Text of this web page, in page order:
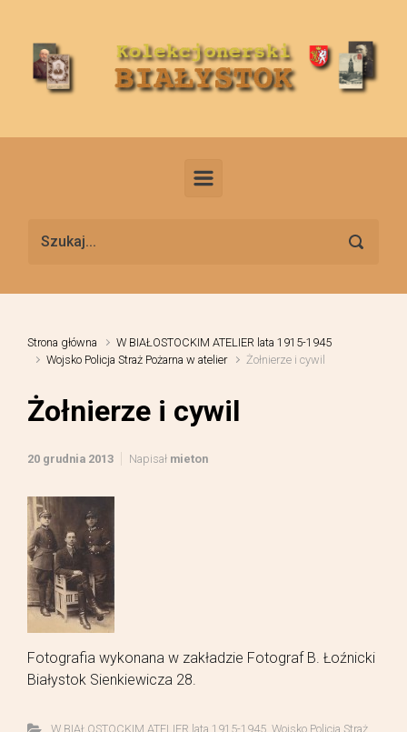
Strona główna
W BIAŁOSTOCKIM ATELIER lata 1915-1945
Wojsko Policja Straż Pożarna w atelier
Żołnierze i cywil
Żołnierze i cywil
20 grudnia 2013 Napisał mieton
Fotografia wykonana w zakładzie Fotograf B. Łoźnicki
Białystok Sienkiewicza 28.
W BIAŁOSTOCKIM ATELIER lata 1915-1945, Wojsko Policja Straż